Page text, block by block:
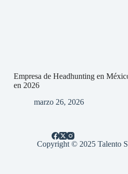
Empresa de Headhunting en
en 2026
marzo 26, 2026
Copyright © 2025 Talento